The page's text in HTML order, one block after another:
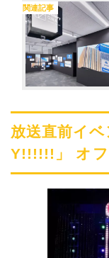
関連記事
放送直前イ
Y!!!!!!」 オフ